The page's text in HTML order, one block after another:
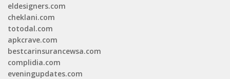
eldesigners.com
cheklani.com
totodal.com
apkcrave.com
bestcarinsurancewsa.com
complidia.com
eveningupdates.com